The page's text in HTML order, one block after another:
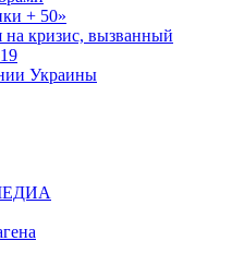
+ 50»
кризис, вызванный
Украины